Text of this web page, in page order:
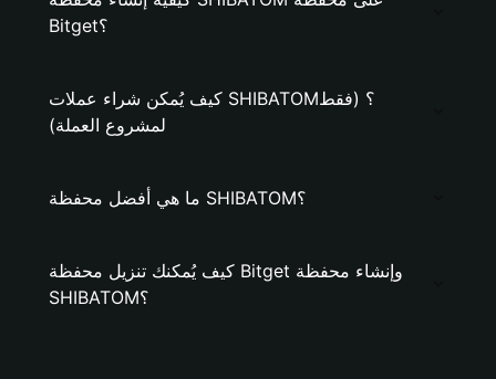
Bitget؟
كيف يُمكن شراء عملات SHIBATOM؟ (فقط
لمشروع العملة)
ما هي أفضل محفظة SHIBATOM؟
كيف يُمكنك تنزيل محفظة Bitget وإنشاء محفظة
SHIBATOM؟